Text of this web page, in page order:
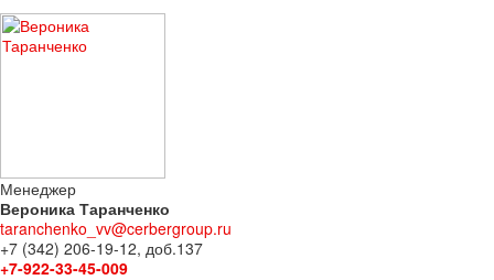
Менеджер
Вероника Таранченко
taranchenko_vv@cerbergroup.ru
+7 (342) 206-19-12, доб.137
+7-922-33-45-009